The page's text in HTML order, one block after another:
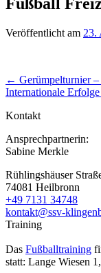
Veröffentlicht am 23.
Beitrags-
Navigation
← Gerümpelturnier
Internationale
Kontakt
Ansprechpartnerin:
Sabine Merkle
Rühlingshäuser
74081 Heilbronn
+49 7131 34748
kontakt@ssv-
Training
Das Fußballtraining
statt: Lange Wiesen